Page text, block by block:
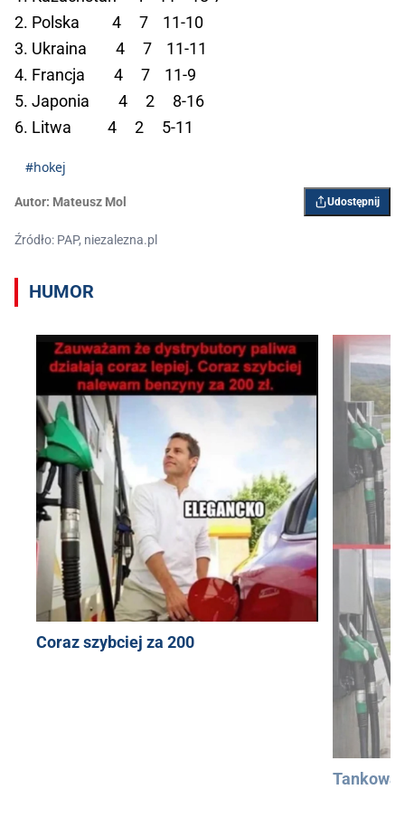
2. Polska 4 7 11-10
3. Ukraina 4 7 11-11
4. Francja 4 7 11-9
5. Japonia 4 2 8-16
6. Litwa 4 2 5-11
#hokej
Autor: Mateusz Mol Udostępnij
Źródło: PAP, niezalezna.pl
HUMOR
Coraz szybciej za 200